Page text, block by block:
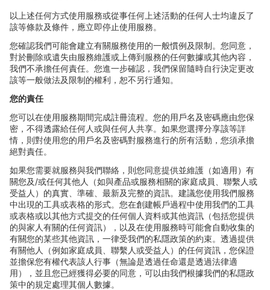
以上述任何方式使用服務或從事任何上述活動的任何人士均違反了
該等條款及條件，應立即停止使用服務。
您確認我們可能會建立有關服務使用的一般慣例及限制。您同意，
對於刪除或遺失由服務維護或上傳到服務的任何數據或其他內容，
我們不承擔任何責任。您進一步確認，我們保留隨時自行決定更改
該等一般做法及限制的權利，恕不另行通知。
您的責任
您可以在使用服務期間完成註冊流程。您的用戶名及密碼應由您保
密，不得透露給任何人或與任何人共享。如果您選擇分享該等詳
情，則對使用您的用戶名及密碼對服務進行的所有活動，您須承擔
絕對責任。
如果您需要就服務與我們聯絡，則您同意提供並維護（如適用）有
關您及/或任何其他人（如與產品或服務相關的家庭成員、聯繫人或
受益人）的真實、準確、最新及完整的資訊。建議您使用我們服務
中出現的工具或表格的形式。您在創建帳戶過程中使用我們的工具
或表格或以其他方式提交的任何個人資料或其他資訊（包括您提供
的與家人有關的任何資訊），以及在使用服務時可能會自動收集的
有關您的某些其他資訊，一律受我們的私隱政策的約束。透過提供
有關他人（例如家庭成員、聯繫人或受益人）的任何資訊，您保證
並擔保您有權代表該人行事（無論是透過任命還是透過法律適
用），並且您已經獲得必要的同意，可以由我們根據我們的私隱政
策中的規定處理其個人數據。